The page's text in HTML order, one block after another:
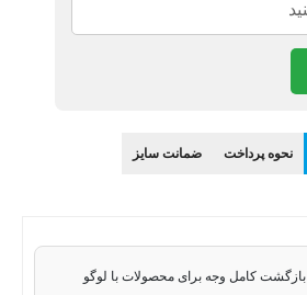
نحوه پرداخت ضمانت سایز
بازگشت کامل وجه برای محصولات با لوگو